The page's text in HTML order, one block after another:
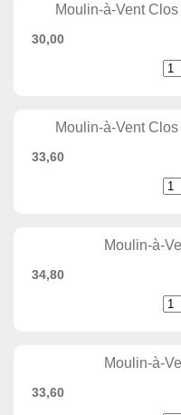
Moulin-à-Vent
30,00
Moulin-à-Vent
33,60
Moulin-à-
34,80
Moulin-à-
33,60